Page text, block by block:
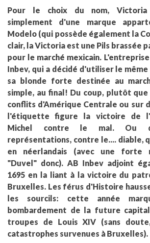
Pour le choix du nom,
simplement d'une marque
Modelo (qui possède également la
clair, la Victoria est une Pils brassée
pour le marché mexicain.
Inbev, qui a décidé d'utiliser le
sa blonde forte destinée au
simple, au final! Du coup, plutôt
conflits d'Amérique Centrale ou sur
l'étiquette figure la victoire de
Michel contre le mal. Ou
représentations, contre le.... diable,
en néerlandais (avec une forte
"Duvel" donc). AB Inbev adjoint
1695 en la liant à la victoire du
Bruxelles. Les férus d'Histoire
les sourcils: cette année
bombardement de la future
troupes de Louis XIV (sans
catastrophes survenues à Bruxelles).